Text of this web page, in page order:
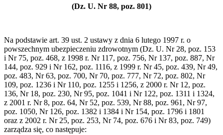
(Dz. U. Nr 88, poz. 801)
Na podstawie art. 39 ust. 2 ustawy z dnia 6 lutego 1997 r. o
powszechnym ubezpieczeniu zdrowotnym (Dz. U. Nr 28, poz. 153
i Nr 75, poz. 468, z 1998 r. Nr 117, poz. 756, Nr 137, poz. 887, Nr
144, poz. 929 i Nr 162, poz. 1116, z 1999 r. Nr 45, poz. 439, Nr 49,
poz. 483, Nr 63, poz. 700, Nr 70, poz. 777, Nr 72, poz. 802, Nr
109, poz. 1236 i Nr 110, poz. 1255 i 1256, z 2000 r. Nr 12, poz.
136, Nr 18, poz. 230, Nr 95, poz. 1041 i Nr 122, poz. 1311 i 1324,
z 2001 r. Nr 8, poz. 64, Nr 52, poz. 539, Nr 88, poz. 961, Nr 97,
poz. 1050, Nr 126, poz. 1382 i 1384 i Nr 154, poz. 1796 i 1801
oraz z 2002 r. Nr 25, poz. 253, Nr 74, poz. 676 i Nr 83, poz. 749)
zarządza się, co następuje: